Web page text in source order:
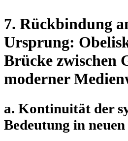
7. Rückbindung
Ursprung:
Brücke zwischen
moderner
a. Kontinuität der
Bedeutung in